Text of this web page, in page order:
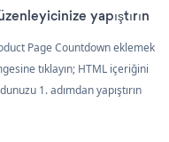
yapıştırın
Page Countdown eklemek
tıklayın; HTML içeriğini
1. adımdan yapıştırın